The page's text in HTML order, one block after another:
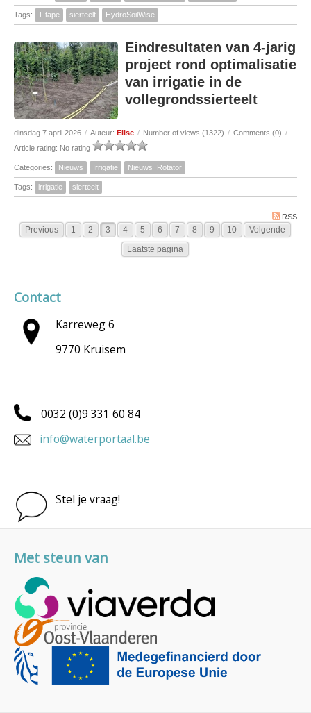
Tags: T-tape sierteelt HydroSoilWise
Eindresultaten van 4-jarig
project rond optimalisatie
van irrigatie in de
vollegrondssierteelt
dinsdag 7 april 2026 / Auteur: Elise / Number of views (1322) / Comments (0) /
Article rating: No rating
Categories: Nieuws Irrigatie Nieuws_Rotator
Tags: irrigatie sierteelt
RSS
Previous 1 2 3 4 5 6 7 8 9 10
Volgende
Laatste pagina
Contact
Karreweg 6
9770 Kruisem
0032 (0)9 331 60 84
info@waterportaal.be
Stel je vraag!
Met steun van